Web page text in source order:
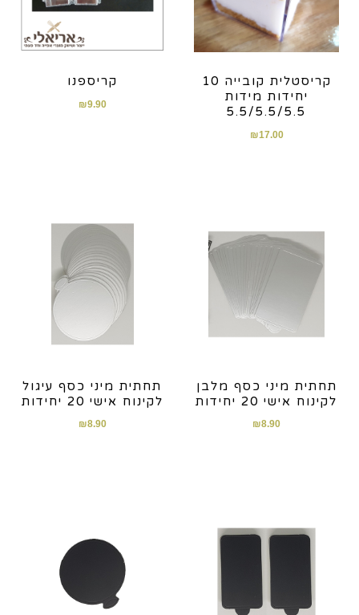
קריסטלית קובייה 10
יחידות מידות
5.5/5.5/5.5
₪17.00
קריספנו
₪9.90
תחתית מיני כסף מלבן
לקינוח אישי 20 יחידות
₪8.90
תחתית מיני כסף עיגול
לקינוח אישי 20 יחידות
₪8.90